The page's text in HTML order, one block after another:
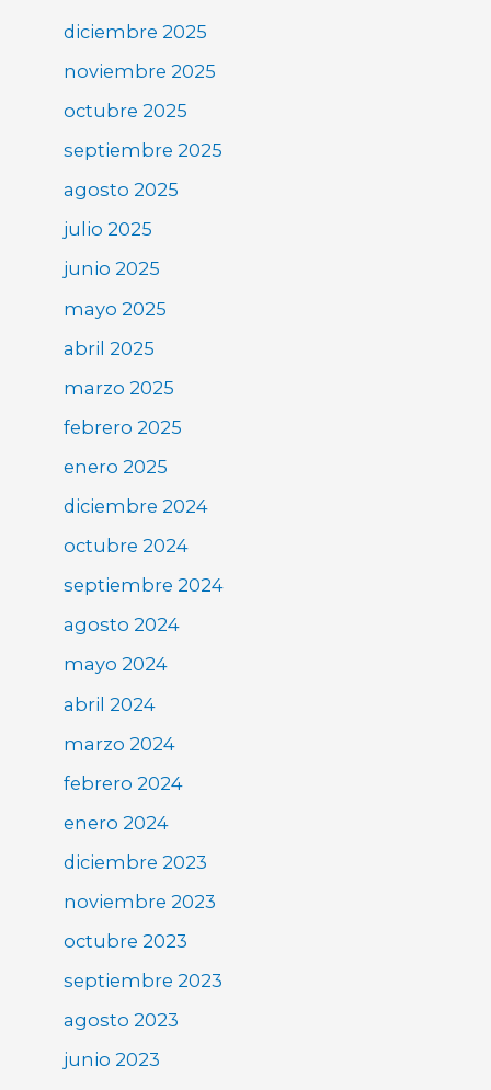
diciembre 2025
noviembre 2025
octubre 2025
septiembre 2025
agosto 2025
julio 2025
junio 2025
mayo 2025
abril 2025
marzo 2025
febrero 2025
enero 2025
diciembre 2024
octubre 2024
septiembre 2024
agosto 2024
mayo 2024
abril 2024
marzo 2024
febrero 2024
enero 2024
diciembre 2023
noviembre 2023
octubre 2023
septiembre 2023
agosto 2023
junio 2023